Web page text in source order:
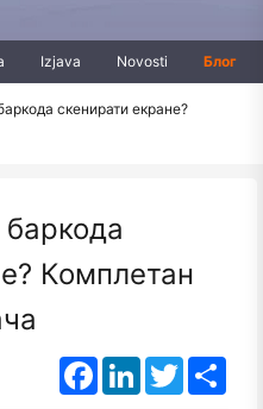
Izjava Novosti Блог
скенирати екране?
Комплетан
FacebookLinkedInTwitter